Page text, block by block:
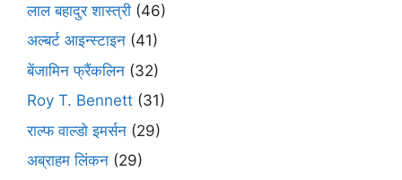
लाल बहादुर शास्त्री (46)
अल्बर्ट आइन्स्टाइन (41)
बेंजामिन फ्रैंकलिन (32)
Roy T. Bennett (31)
राल्फ वाल्डो इमर्सन (29)
अब्राहम लिंकन (29)